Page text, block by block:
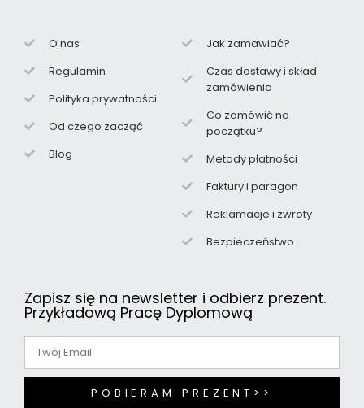
O nas
Regulamin
Polityka prywatności
Od czego zacząć
Blog
Jak zamawiać?
Czas dostawy i skład
zamówienia
Co zamówić na
początku?
Metody płatności
Faktury i paragon
Reklamacje i zwroty
Bezpieczeństwo
Zapisz się na newsletter i odbierz prezent.
Przykładową Pracę Dyplomową
POBIERAM PREZENT>>